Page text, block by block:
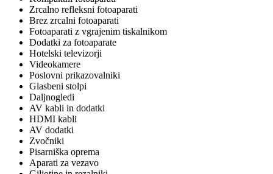
Zrcalno refleksni fotoaparati
Brez zrcalni fotoaparati
Fotoaparati z vgrajenim tiskalnikom
Dodatki za fotoaparate
Hotelski televizorji
Videokamere
Poslovni prikazovalniki
Glasbeni stolpi
Daljnogledi
AV kabli in dodatki
HDMI kabli
AV dodatki
Zvočniki
Pisarniška oprema
Aparati za vezavo